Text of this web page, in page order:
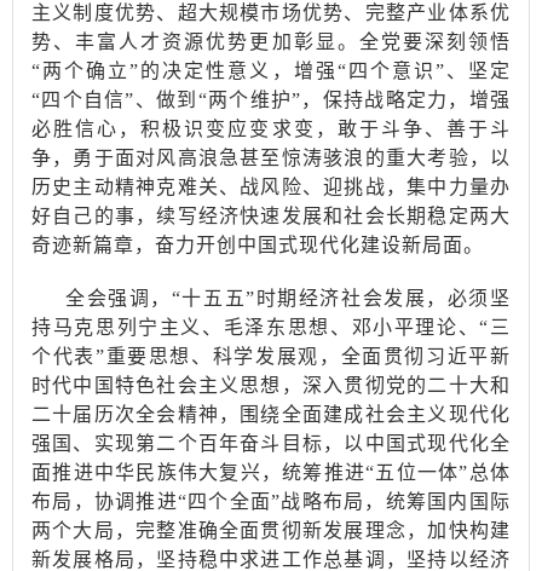
主义制度优势、超大规模市场优势、完整产业体系优
势、丰富人才资源优势更加彰显。全党要深刻领悟
“两个确立”的决定性意义，增强“四个意识”、坚定
“四个自信”、做到“两个维护”，保持战略定力，增强
必胜信心，积极识变应变求变，敢于斗争、善于斗
争，勇于面对风高浪急甚至惊涛骇浪的重大考验，以
历史主动精神克难关、战风险、迎挑战，集中力量办
好自己的事，续写经济快速发展和社会长期稳定两大
奇迹新篇章，奋力开创中国式现代化建设新局面。
全会强调， “十五五”时期经济社会发展，必须坚
持马克思列宁主义、毛泽东思想、邓小平理论、“三
个代表”重要思想、科学发展观，全面贯彻习近平新
时代中国特色社会主义思想，深入贯彻党的二十大和
二十届历次全会精神，围绕全面建成社会主义现代化
强国、实现第二个百年奋斗目标，以中国式现代化全
面推进中华民族伟大复兴，统筹推进“五位一体”总体
布局，协调推进“四个全面”战略布局，统筹国内国际
两个大局，完整准确全面贯彻新发展理念，加快构建
新发展格局，坚持稳中求进工作总基调，坚持以经济